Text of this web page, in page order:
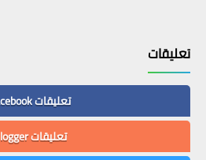
تعليقات
تعليقات Facebook
تعليقات Blogger